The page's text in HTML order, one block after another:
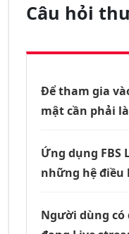
Câu hỏi
Để tham gia
mật cần phải
Ứng dụng
những hệ điều
Người dùng có